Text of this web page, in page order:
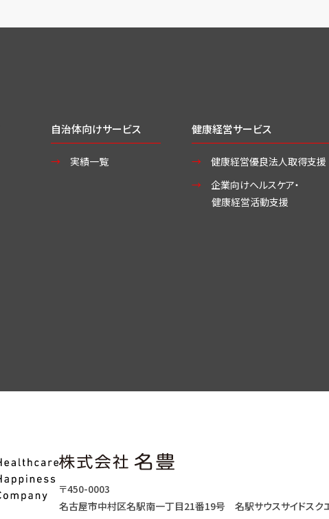
自治体向けサービス
実績一覧
健康経営サービス
健康経営優良法人取得支援
企業向けヘルスケア・
健康経営活動支援
〒450-0003
名古屋市中村区名駅南一丁目21番19号 名駅サウスサイドスク